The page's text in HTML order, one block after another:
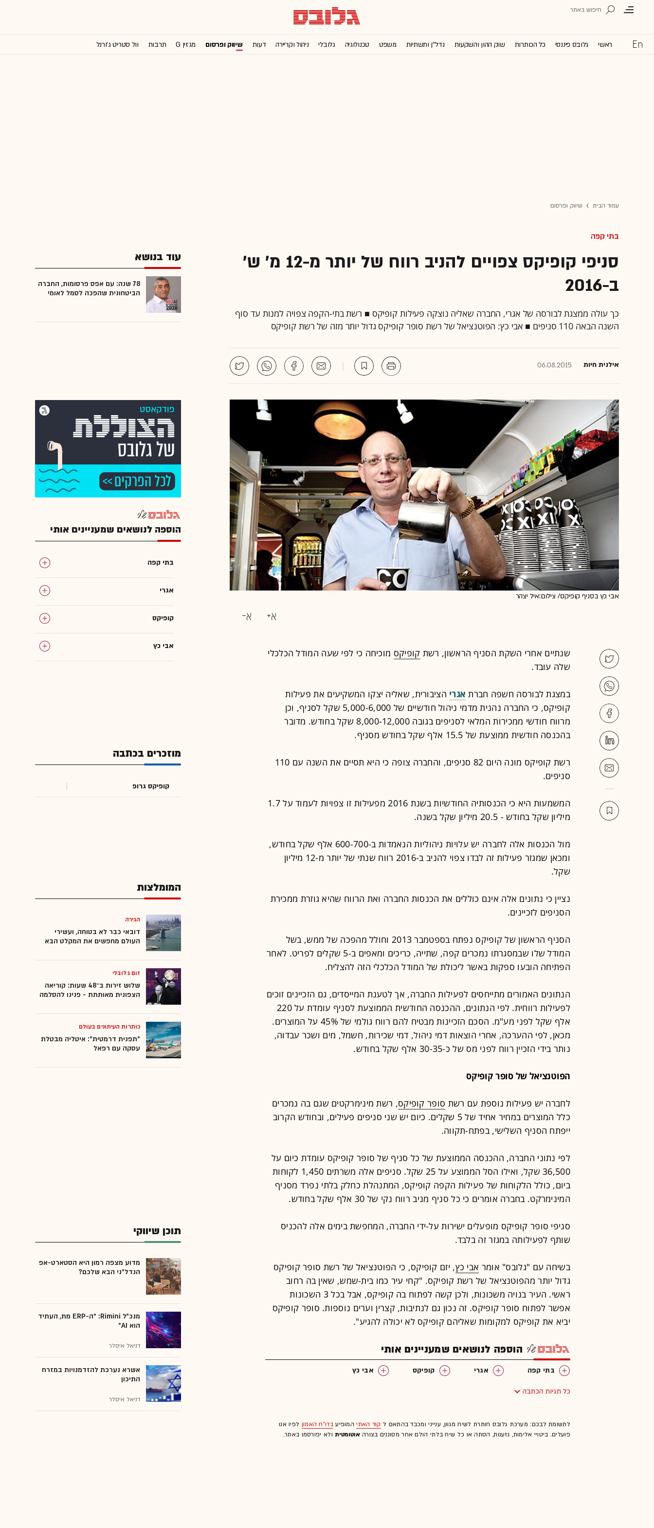
ראשי גלובס פיננסי כל הכותרות שוק ההון והשקעות נדל''ן ותשתיות משפט טכנולוגיה גלובלי ניהול וקריירה דעות שיווק ופרסום מגזין G תרבות וול סטריט ג'ורנל
עמוד הבית שיווק ופרסום
בתי קפה
סניפי קופיקס צפויים להניב רווח של יותר מ-12 מ' ש'
ב-2016
כך עולה ממצגת לבורסה של אגרי, החברה שאליה נוצקה פעילות קופיקס ■ רשת בתי-הקפה צפויה למנות עד סוף
השנה הבאה 110 סניפים ■ אבי כץ: הפוטנציאל של רשת סופר קופיקס גדול יותר מזה של רשת קופיקס
אילנית חיות 06.08.2015
אבי כץ בסניף קופיקס/ צילום:איל יצהר
שנתיים אחרי השקת הסניף הראשון, רשת קופיקס מוכיחה כי לפי שעה המודל הכלכלי
שלה עובד.
במצגת לבורסה חשפה חברת אגרי הציבורית, שאליה יצקו המשקיעים את פעילות
קופיקס, כי החברה נהנית מדמי ניהול חודשיים של 5,000-6,000 שקל לסניף, וכן
מרווח חודשי ממכירות המלאי לסניפים בגובה 8,000-12,000 שקל בחודש. מדובר
בהכנסה חודשית ממוצעת של 15.5 אלף שקל בחודש מסניף.
רשת קופיקס מונה היום 82 סניפים, והחברה צופה כי היא תסיים את השנה עם 110
סניפים.
המשמעות היא כי הכנסותיה החודשיות בשנת 2016 מפעילות זו צפויות לעמוד על 1.7
מיליון שקל בחודש - 20.5 מיליון שקל בשנה.
מול הכנסות אלה לחברה יש עלויות ניהוליות הנאמדות ב-600-700 אלף שקל בחודש,
ומכאן שמגזר פעילות זה לבדו צפוי להניב ב-2016 רווח שנתי של יותר מ-12 מיליון
שקל.
נציין כי נתונים אלה אינם כוללים את הכנסות החברה ואת הרווח שהיא גוזרת ממכירת
הסניפים לזכיינים.
הסניף הראשון של קופיקס נפתח בספטמבר 2013 וחולל מהפכה של ממש, בשל
המודל שלו שבמסגרתו נמכרים קפה, שתייה, כריכים ומאפים ב-5 שקלים לפריט. לאחר
הפתיחה הובעו ספקות באשר ליכולת של המודל הכלכלי הזה להצליח.
הנתונים האמורים מתייחסים לפעילות החברה, אך לטענת המייסדים, גם הזכיינים זוכים
לפעילות רווחית. לפי הנתונים, ההכנסה החודשית הממוצעת לסניף עומדת על 220
אלף שקל לפני מע"מ. הסכם הזכיינות מבטיח להם רווח גולמי של 45% על המוצרים.
מכאן, לפי ההערכה, אחרי הוצאות דמי ניהול, דמי שכירות, חשמל, מים ושכר עבדוה,
נותר בידי הזכיין רווח לפני מס של כ-30-35 אלף שקל בחודש.
הפוטנציאל של סופר קופיקס
לחברה יש פעילות נוספת עם רשת סופר קופיקס, רשת מינימרקטים שגם בה נמכרים
כלל המוצרים במחיר אחיד של 5 שקלים. כיום יש שני סניפים פעילים, ובחודש הקרוב
ייפתח הסניף השלישי, בפתח-תקווה.
לפי נתוני החברה, ההכנסה הממוצעת של כל סניף של סופר קופיקס עומדת כיום על
36,500 שקל, ואילו הסל הממוצע על 25 שקל. סניפים אלה משרתים 1,450 לקוחות
ביום, כולל הלקוחות של פעילות הקפה קופיקס, המתנהלת כחלק בלתי נפרד מסניף
המינימרקט. בחברה אומרים כי כל סניף מניב רווח נקי של 30 אלף שקל בחודש.
סניפי סופר קופיקס מופעלים ישירות על-ידי החברה, המחפשת בימים אלה להכניס
שותף לפעילותה במגזר זה בלבד.
בשיחה עם "גלובס" אומר אבי כץ, יזם קופיקס, כי הפוטנציאל של רשת סופר קופיקס
גדול יותר מהפוטנציאל של רשת קופיקס. "קחי עיר כמו בית-שמש, שאין בה רחוב
ראשי. העיר בנויה משכונות, ולכן קשה לפתוח בה קופיקס, אבל בכל 3 השכונות
אפשר לפתוח סופר קופיקס. זה נכון גם לנתיבות, קצרין וערים נוספות. סופר קופיקס
יביא את קופיקס למקומות שאליהם קופיקס לא יכולה להגיע".
הוספה לנושאים שמעניינים אותי
בתי קפה אגרי קופיקס אבי כץ
כל תגיות הכתבה
לתשומת לבכם: מערכת גלובס חותרת לשיח מגוון, ענייני ומכבד בהתאם ל קוד האתיהמופיעבדו"ח האמון לפיו אנו
פועלים. ביטויי אלימות, גזענות, הסתה או כל שיח בלתי הולם אחר מסוננים בצורה אוטומטיתולא יפורסמו באתר.
עוד בנושא
78 שנה: עם אפס פרסומות, החברה
הביטחונית שהפכה לסמל לאומי
הוספה לנושאים שמעניינים אותי
בתי קפה
אגרי
קופיקס
אבי כץ
מוזכרים בכתבה
קופיקס גרופ
המומלצות
הגירה
דובאי כבר לא בטוחה, ועשירי
העולם מחפשים את המקלט הבא
זום גלובלי
שלוש זירות ב־48 שעות: קוריאה
הצפונית מאותתת - פנינו להסלמה
כותרות העיתונים בעולם
"תפנית דרמטית": איטליה מבטלת
עסקה עם רפאל
תוכן שיווקי
מדוע מצפה רמון היא הסטארט-אפ
הנדל"ני הבא שלכם?
מנכ״ל Rimini: “ה-ERP מת, העתיד
הוא AI"
דניאל איסלר
אשרא נערכת להזדמנויות במזרח
התיכון
דניאל איסלר